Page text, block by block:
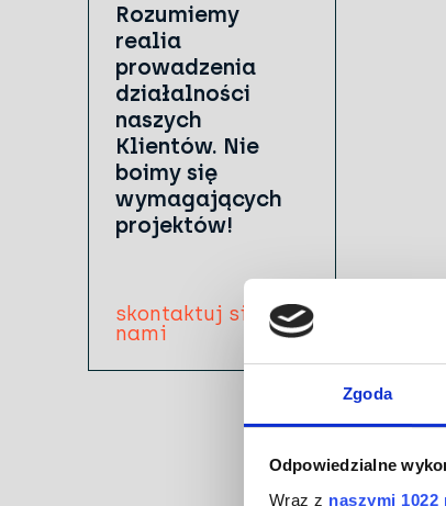
Zgoda
Odpowiedzialne
Wraz z naszymi 1022
Rozumiemy
realia
prowadzenia
działalności
naszych
Klientów. Nie
boimy się
wymagających
projektów!
skontaktuj się z
nami